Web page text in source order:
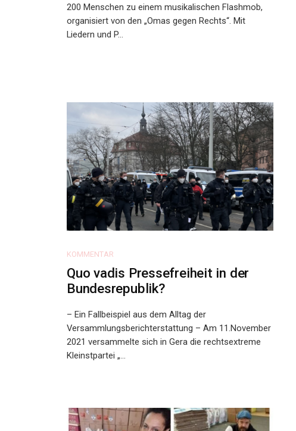
200 Menschen zu einem musikalischen Flashmob,
organisiert von den „Omas gegen Rechts“. Mit
Liedern und P...
KOMMENTAR
Quo vadis Pressefreiheit in der
Bundesrepublik?
– Ein Fallbeispiel aus dem Alltag der
Versammlungsberichterstattung – Am 11.November
2021 versammelte sich in Gera die rechtsextreme
Kleinstpartei „...